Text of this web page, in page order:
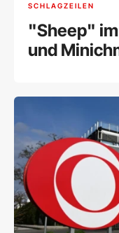
SCHLAGZEILEN
"Sheep"
und